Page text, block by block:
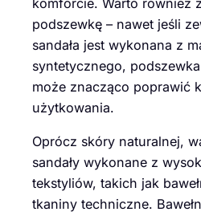
podszewkę – nawet jeśli
sandała jest wykonana z
syntetycznego,
może znacząco poprawić
użytkowania.
Oprócz skóry naturalnej,
sandały wykonane z
tekstyliów, takich jak
tkaniny techniczne.